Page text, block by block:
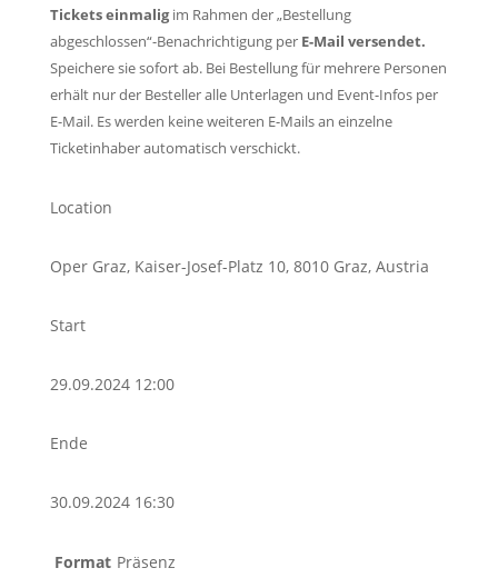
Tickets einmaligim Rahmen der „Bestellung
abgeschlossen“-Benachrichtigung per E-Mail versendet.
Speichere sie sofort ab. Bei Bestellung für mehrere Personen
erhält nur der Besteller alle Unterlagen und Event-Infos per
E-Mail. Es werden keine weiteren E-Mails an einzelne
Ticketinhaber automatisch verschickt.
Location
Oper Graz, Kaiser-Josef-Platz 10, 8010 Graz, Austria
Start
29.09.2024 12:00
Ende
30.09.2024 16:30
Format Präsenz